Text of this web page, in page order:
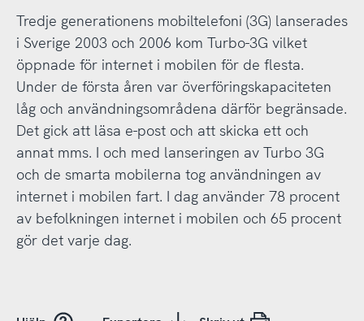
Tredje generationens mobiltelefoni (3G) lanserades
i Sverige 2003 och 2006 kom Turbo-3G vilket
öppnade för internet i mobilen för de flesta.
Under de första åren var överföringskapaciteten
låg och användningsområdena därför begränsade.
Det gick att läsa e-post och att skicka ett och
annat mms. I och med lanseringen av Turbo 3G
och de smarta mobilerna tog användningen av
internet i mobilen fart. I dag använder 78 procent
av befolkningen internet i mobilen och 65 procent
gör det varje dag.